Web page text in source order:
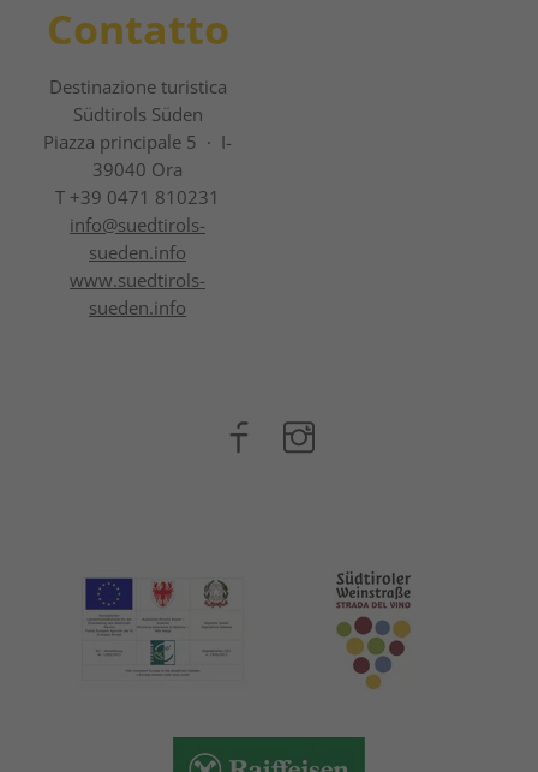
Contatto
Destinazione turistica
Südtirols Süden
Piazza principale 5 · I-
39040 Ora
T +39 0471 810231
info@suedtirols-
sueden.info
www.suedtirols-
sueden.info